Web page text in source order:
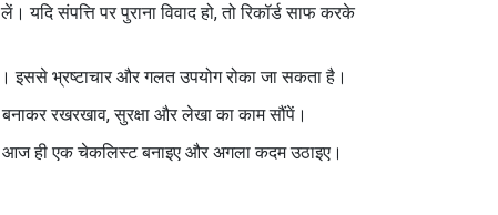
संपत्ति पर पुराना विवाद हो, तो रिकॉर्ड साफ करके
इससे भ्रष्टाचार और गलत उपयोग रोका जा सकता है।
रखरखाव, सुरक्षा और लेखा का काम सौंपें।
आज ही एक चेकलिस्ट बनाइए और अगला कदम उठाइए।